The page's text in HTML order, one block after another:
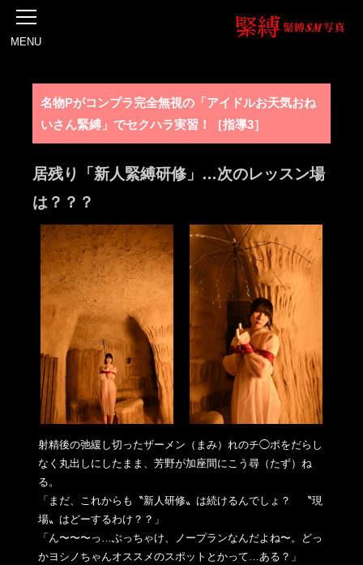
MENU
名物Pがコンプラ完全無視の「アイドルお天気おね
いさん緊縛」でセクハラ実習！［指導3］
居残り「新人緊縛研修」…次のレッスン場
は？？？
射精後の弛緩し切ったザーメン（まみ）れのチ◯ポをだらし
なく丸出しにしたまま、芳野が加座間にこう尋（たず）ね
る。
「まだ、これからも〝新人研修〟は続けるんでしょ？ 〝現
場〟はどーするわけ？？」
「ん〜〜〜っ…ぶっちゃけ、ノープランなんだよね〜。どっ
かヨシ ノちゃんオススメのスポットとかって…ある？」